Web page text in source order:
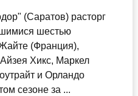
(Саратов) расторг
шестью
(Франция),
Хикс, Маркел
и Орландо
сезоне за ...